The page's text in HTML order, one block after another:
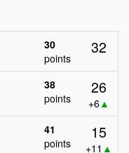
30
points
32
38
points
26
+6▲
41
points
15
+11 ▲